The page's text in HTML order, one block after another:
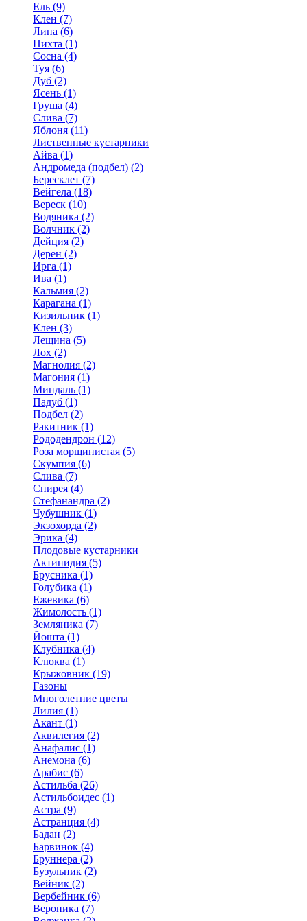
Ель (9)
Клен (7)
Липа (6)
Пихта (1)
Сосна (4)
Туя (6)
Дуб (2)
Ясень (1)
Груша (4)
Слива (7)
Яблоня (11)
Лиственные кустарники
Айва (1)
Андромеда (подбел) (2)
Бересклет (7)
Вейгела (18)
Вереск (10)
Водяника (2)
Волчник (2)
Дейция (2)
Дерен (2)
Ирга (1)
Ива (1)
Кальмия (2)
Карагана (1)
Кизильник (1)
Клен (3)
Лещина (5)
Лох (2)
Магнолия (2)
Магония (1)
Миндаль (1)
Падуб (1)
Подбел (2)
Ракитник (1)
Рододендрон (12)
Роза морщинистая (5)
Скумпия (6)
Слива (7)
Спирея (4)
Стефанандра (2)
Чубушник (1)
Экзохорда (2)
Эрика (4)
Плодовые кустарники
Актинидия (5)
Брусника (1)
Голубика (1)
Ежевика (6)
Жимолость (1)
Земляника (7)
Йошта (1)
Клубника (4)
Клюква (1)
Крыжовник (19)
Газоны
Многолетние цветы
Лилия (1)
Акант (1)
Аквилегия (2)
Анафалис (1)
Анемона (6)
Арабис (6)
Астильба (26)
Астильбоидес (1)
Астра (9)
Астранция (4)
Бадан (2)
Барвинок (4)
Бруннера (2)
Бузульник (2)
Вейник (2)
Вербейник (6)
Вероника (7)